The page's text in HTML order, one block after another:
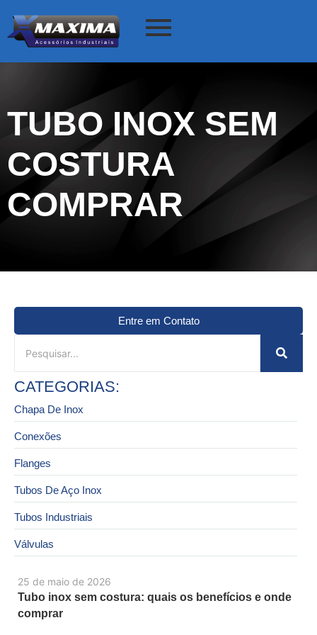
TUBO INOX SEM
COSTURA
COMPRAR
25 de maio de 2026
Tubo inox sem costura: quais os benefícios e onde
comprar
Entre em Contato
CATEGORIAS:
Chapa De Inox
Conexões
Flanges
Tubos De Aço Inox
Tubos Industriais
Válvulas